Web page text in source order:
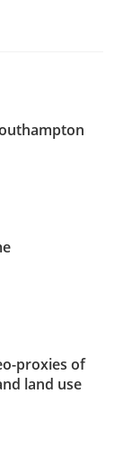
proxies of
land use